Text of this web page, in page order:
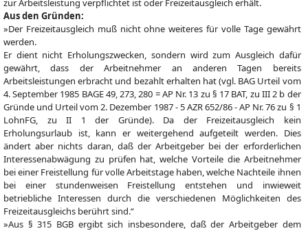
zur Arbeitsleistung verpflichtet ist oder Freizeitausgleich erhält.
Aus den Gründen:
»Der Freizeitausgleich muß nicht ohne weiteres für volle Tage gewährt
werden.
Er dient nicht Erholungszwecken, sondern wird zum Ausgleich dafür
gewährt, dass der Arbeitnehmer an anderen Tagen bereits
Arbeitsleistungen erbracht und bezahlt erhalten hat (vgl. BAG Urteil vom
4. September 1985 BAGE 49, 273, 280 = AP Nr. 13 zu § 17 BAT, zu III 2 b der
Gründe und Urteil vom 2. Dezember 1987 - 5 AZR 652/86 - AP Nr. 76 zu § 1
LohnFG, zu II 1 der Gründe). Da der Freizeitausgleich kein
Erholungsurlaub ist, kann er weitergehend aufgeteilt werden. Dies
ändert aber nichts daran, daß der Arbeitgeber bei der erforderlichen
Interessenabwägung zu prüfen hat, welche Vorteile die Arbeitnehmer
bei einer Freistellung für volle Arbeitstage haben, welche Nachteile ihnen
bei einer stundenweisen Freistellung entstehen und inwieweit
betriebliche Interessen durch die verschiedenen Möglichkeiten des
Freizeitausgleichs berührt sind.“
»Aus § 315 BGB ergibt sich insbesondere, daß der Arbeitgeber dem